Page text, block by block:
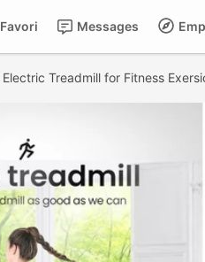
Messages
Favori
Electric Treadmill for Fitness